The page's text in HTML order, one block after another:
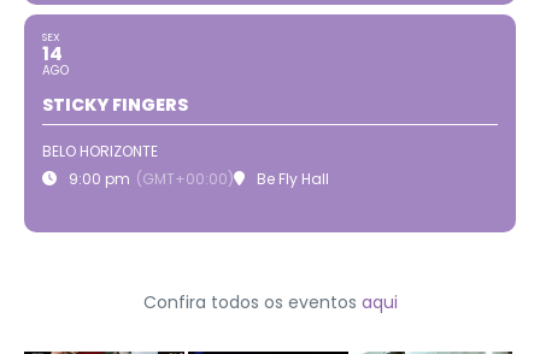
SEX
14
AGO
STICKY FINGERS
BELO HORIZONTE
9:00 pm (GMT+00:00) Be Fly Hall
Confira todos os eventos aqui